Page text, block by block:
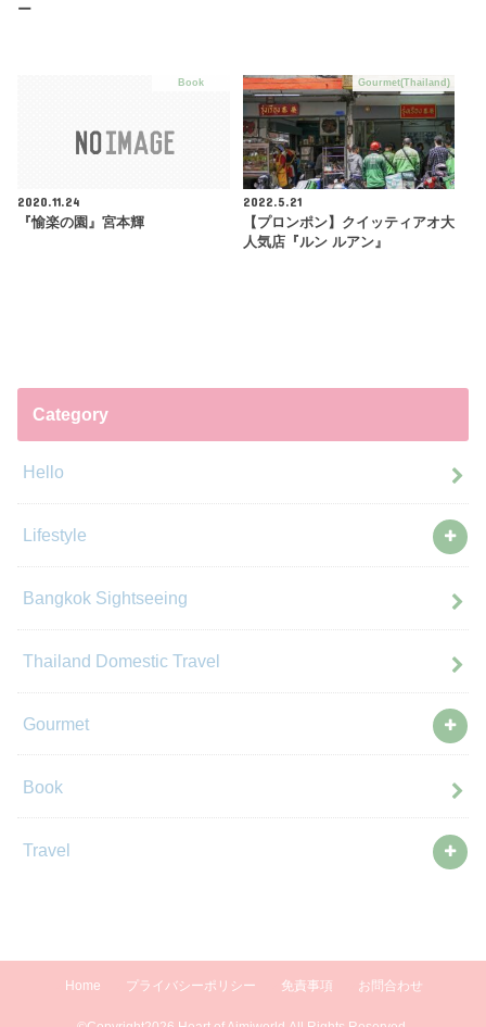
ー
Book
2020.11.24
『愉楽の園』宮本輝
Gourmet(Thailand)
2022.5.21
【プロンポン】クイッティアオ大
人気店『ルン ルアン』
Category
Hello
Lifestyle
Bangkok Sightseeing
Thailand Domestic Travel
Gourmet
Book
Travel
Home プライバシーポリシー 免責事項 お問合わせ